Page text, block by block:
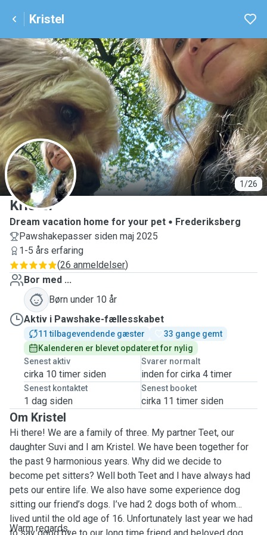
Kristel
1/26
K
Kristel
Dream vacation home for your pet
Frederiksberg
Pawshakepasser siden maj 2025
1-5 års erfaring
(26 anmeldelser)
Bor med ...
Børn under 10 år
Aktiv i Pawshake-fællesskabet
11 tilbagevendende gæster
33 gange gemt
Kalenderen er blevet opdateret for nylig
Senest aktiv
cirka 10 timer siden
Svarer normalt
inden for cirka 4 timer
Senest kontaktet
1 dag siden
Senest booket
cirka 11 timer siden
Om Kristel
Hi there! We are a family of three. My partner Teet, our
daughter Suvi and I am Kristel. We have been together for
the past 9 harmonious years. Why did we decide to
become pet sitters? Well both Teet and I have always had
pets our entire life. We also have some experience dog
sitting our friend’s dogs. I’ve had 2 dogs both of whom
lived until the old age of 16. Unfortunately last year we had
Warm regards,